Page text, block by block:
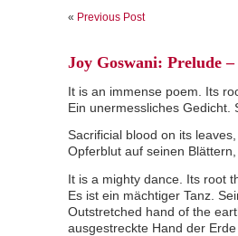
« Previous Post
Joy Goswani: Prelude
It is an immense poem. Its
Ein unermessliches Gedicht.
Sacrificial blood on its
Opferblut auf seinen
It is a mighty dance. Its root
Es ist ein mächtiger Tanz.
Outstretched hand of the
ausgestreckte Hand der